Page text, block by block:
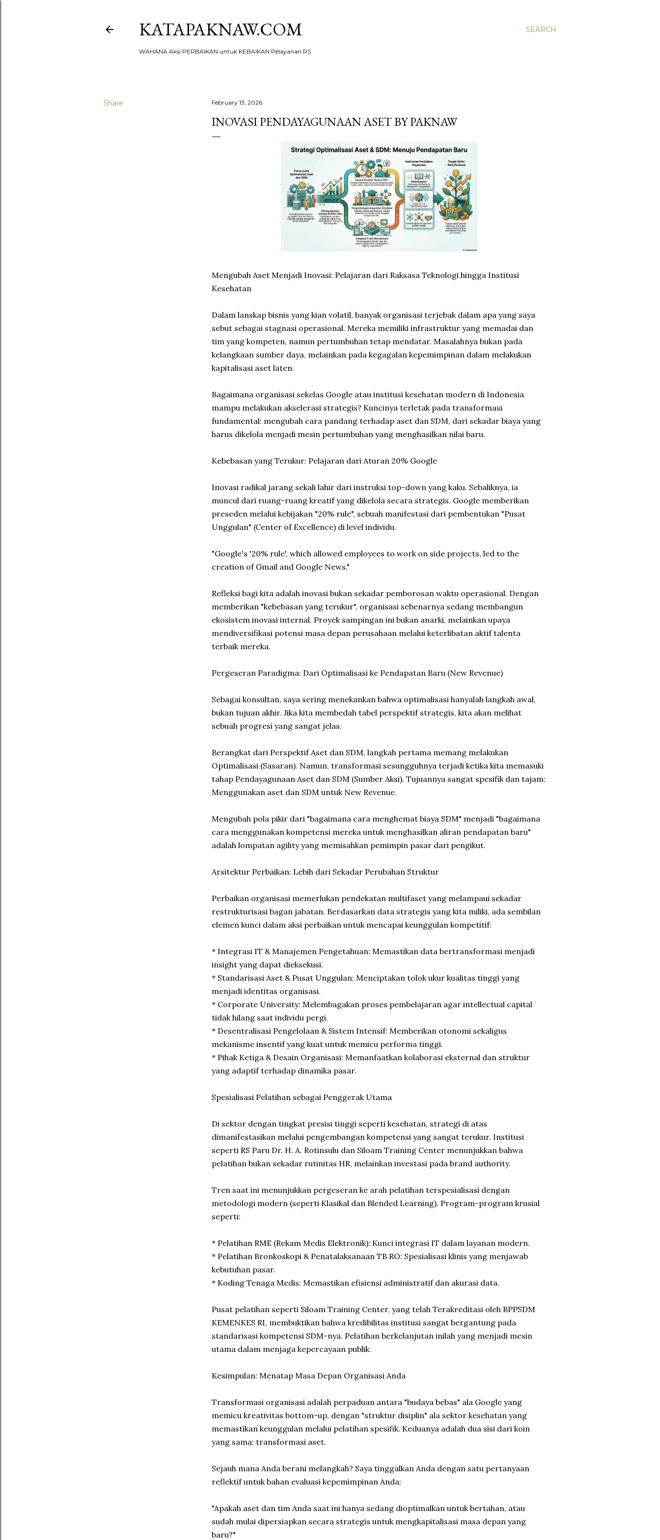
SEARCH
KATAPAKNAW.COM
WAHANA Aksi PERBAIKAN untuk KEBAIKAN Pelayanan RS
Share February 13, 2026
INOVASI PENDAYAGUNAAN ASET BY PAKNAW
Mengubah Aset Menjadi Inovasi: Pelajaran dari Raksasa Teknologi hingga Institusi
Kesehatan
Dalam lanskap bisnis yang kian volatil, banyak organisasi terjebak dalam apa yang saya
sebut sebagai stagnasi operasional. Mereka memiliki infrastruktur yang memadai dan
tim yang kompeten, namun pertumbuhan tetap mendatar. Masalahnya bukan pada
kelangkaan sumber daya, melainkan pada kegagalan kepemimpinan dalam melakukan
kapitalisasi aset laten.
Bagaimana organisasi sekelas Google atau institusi kesehatan modern di Indonesia
mampu melakukan akselerasi strategis? Kuncinya terletak pada transformasi
fundamental: mengubah cara pandang terhadap aset dan SDM, dari sekadar biaya yang
harus dikelola menjadi mesin pertumbuhan yang menghasilkan nilai baru.
Kebebasan yang Terukur: Pelajaran dari Aturan 20% Google
Inovasi radikal jarang sekali lahir dari instruksi top-down yang kaku. Sebaliknya, ia
muncul dari ruang-ruang kreatif yang dikelola secara strategis. Google memberikan
preseden melalui kebijakan "20% rule", sebuah manifestasi dari pembentukan "Pusat
Unggulan" (Center of Excellence) di level individu.
"Google's '20% rule', which allowed employees to work on side projects, led to the
creation of Gmail and Google News."
Refleksi bagi kita adalah inovasi bukan sekadar pemborosan waktu operasional. Dengan
memberikan "kebebasan yang terukur", organisasi sebenarnya sedang membangun
ekosistem inovasi internal. Proyek sampingan ini bukan anarki, melainkan upaya
mendiversifikasi potensi masa depan perusahaan melalui keterlibatan aktif talenta
terbaik mereka.
Pergeseran Paradigma: Dari Optimalisasi ke Pendapatan Baru (New Revenue)
Sebagai konsultan, saya sering menekankan bahwa optimalisasi hanyalah langkah awal,
bukan tujuan akhir. Jika kita membedah tabel perspektif strategis, kita akan melihat
sebuah progresi yang sangat jelas.
Berangkat dari Perspektif Aset dan SDM, langkah pertama memang melakukan
Optimalisasi (Sasaran). Namun, transformasi sesungguhnya terjadi ketika kita memasuki
tahap Pendayagunaan Aset dan SDM (Sumber Aksi). Tujuannya sangat spesifik dan tajam:
Menggunakan aset dan SDM untuk New Revenue.
Mengubah pola pikir dari "bagaimana cara menghemat biaya SDM" menjadi "bagaimana
cara menggunakan kompetensi mereka untuk menghasilkan aliran pendapatan baru"
adalah lompatan agility yang memisahkan pemimpin pasar dari pengikut.
Arsitektur Perbaikan: Lebih dari Sekadar Perubahan Struktur
Perbaikan organisasi memerlukan pendekatan multifaset yang melampaui sekadar
restrukturisasi bagan jabatan. Berdasarkan data strategis yang kita miliki, ada sembilan
elemen kunci dalam aksi perbaikan untuk mencapai keunggulan kompetitif:
* Integrasi IT & Manajemen Pengetahuan: Memastikan data bertransformasi menjadi
insight yang dapat dieksekusi.
* Standarisasi Aset & Pusat Unggulan: Menciptakan tolok ukur kualitas tinggi yang
menjadi identitas organisasi.
* Corporate University: Melembagakan proses pembelajaran agar intellectual capital
tidak hilang saat individu pergi.
* Desentralisasi Pengelolaan & Sistem Intensif: Memberikan otonomi sekaligus
mekanisme insentif yang kuat untuk memicu performa tinggi.
* Pihak Ketiga & Desain Organisasi: Memanfaatkan kolaborasi eksternal dan struktur
yang adaptif terhadap dinamika pasar.
Spesialisasi Pelatihan sebagai Penggerak Utama
Di sektor dengan tingkat presisi tinggi seperti kesehatan, strategi di atas
dimanifestasikan melalui pengembangan kompetensi yang sangat terukur. Institusi
seperti RS Paru Dr. H. A. Rotinsulu dan Siloam Training Center menunjukkan bahwa
pelatihan bukan sekadar rutinitas HR, melainkan investasi pada brand authority.
Tren saat ini menunjukkan pergeseran ke arah pelatihan terspesialisasi dengan
metodologi modern (seperti Klasikal dan Blended Learning). Program-program krusial
seperti:
* Pelatihan RME (Rekam Medis Elektronik): Kunci integrasi IT dalam layanan modern.
* Pelatihan Bronkoskopi & Penatalaksanaan TB RO: Spesialisasi klinis yang menjawab
kebutuhan pasar.
* Koding Tenaga Medis: Memastikan efisiensi administratif dan akurasi data.
Pusat pelatihan seperti Siloam Training Center, yang telah Terakreditasi oleh BPPSDM
KEMENKES RI, membuktikan bahwa kredibilitas institusi sangat bergantung pada
standarisasi kompetensi SDM-nya. Pelatihan berkelanjutan inilah yang menjadi mesin
utama dalam menjaga kepercayaan publik.
Kesimpulan: Menatap Masa Depan Organisasi Anda
Transformasi organisasi adalah perpaduan antara "budaya bebas" ala Google yang
memicu kreativitas bottom-up, dengan "struktur disiplin" ala sektor kesehatan yang
memastikan keunggulan melalui pelatihan spesifik. Keduanya adalah dua sisi dari koin
yang sama: transformasi aset.
Sejauh mana Anda berani melangkah? Saya tinggalkan Anda dengan satu pertanyaan
reflektif untuk bahan evaluasi kepemimpinan Anda:
"Apakah aset dan tim Anda saat ini hanya sedang dioptimalkan untuk bertahan, atau
sudah mulai dipersiapkan secara strategis untuk mengkapitalisasi masa depan yang
baru?"